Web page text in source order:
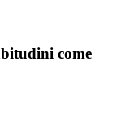
come